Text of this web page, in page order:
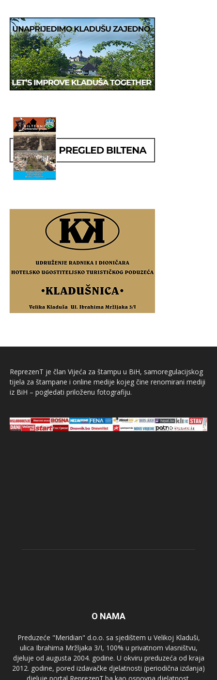
ReprezenT je član Vijeća za štampu u BiH, samoregulacijskog
tijela za štampane i online medije kojeg čine renomirani mediji
iz BiH – pogledati priloženu fotografiju.
O NAMA
Preduzeće "Meridian" d.o.o. sa sjedištem u Velikoj Kladuši,
ulica Ibrahima Mržljaka 3/I, 100% u privatnom vlasništvu,
djeluje od augusta 2004. godine. U okviru preduzeća od kraja
2012. godine, pored izdavačke djelatnosti (periodična izdanja)